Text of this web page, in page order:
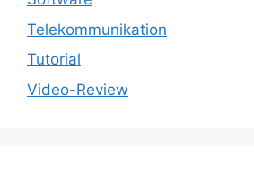
Telekommunikation
Tutorial
Video-Review